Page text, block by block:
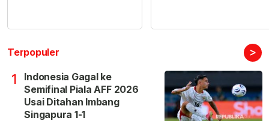
Terpopuler >
1
Indonesia Gagal ke
Semifinal Piala AFF 2026
Usai Ditahan Imbang
Singapura 1-1